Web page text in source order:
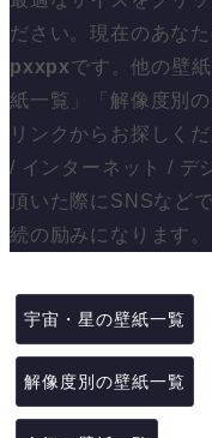
ださい。現在のあな
pxxpxです。他の壁
紙一覧」「解像度別
リンクからお探しく
/ インターネット / デ
頂いた際にSNSなど
続の励みになります。
宇宙・星の壁紙一覧
解像度別の壁紙一覧